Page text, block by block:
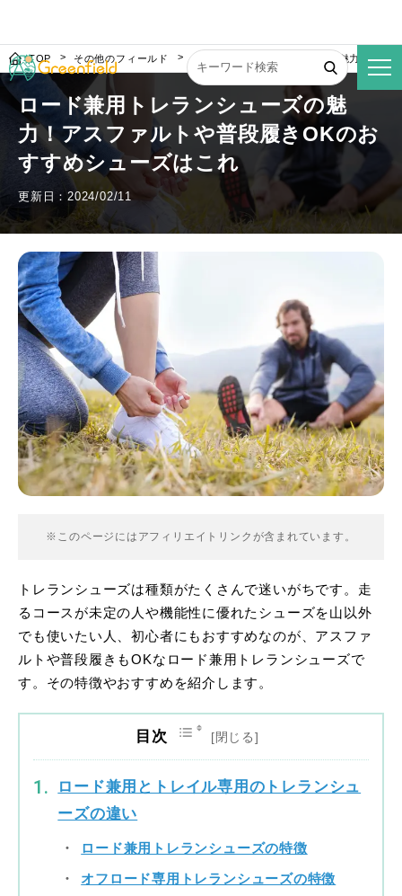
TOP その他のフィールド ロード兼用トレランシューズの魅力！アス
ロード兼用トレランシューズの魅
力！アスファルトや普段履きOKのお
すすめシューズはこれ
更新日：2024/02/11
※このページにはアフィリエイトリンクが含まれています。
トレランシューズは種類がたくさんで迷いがちです。走
るコースが未定の人や機能性に優れたシューズを山以外
でも使いたい人、初心者にもおすすめなのが、アスファ
ルトや普段履きもOKなロード兼用トレランシューズで
す。その特徴やおすすめを紹介します。
目次
ロード兼用とトレイル専用のトレランシュ
ーズの違い
ロード兼用トレランシューズの特徴
オフロード専用トレランシューズの特徴